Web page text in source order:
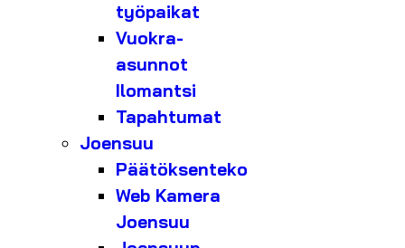
työpaikat
Vuokra-
asunnot
Ilomantsi
Tapahtumat
Joensuu
Päätöksenteko
Web Kamera
Joensuu